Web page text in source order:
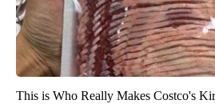
This is Who Really Makes Costco's